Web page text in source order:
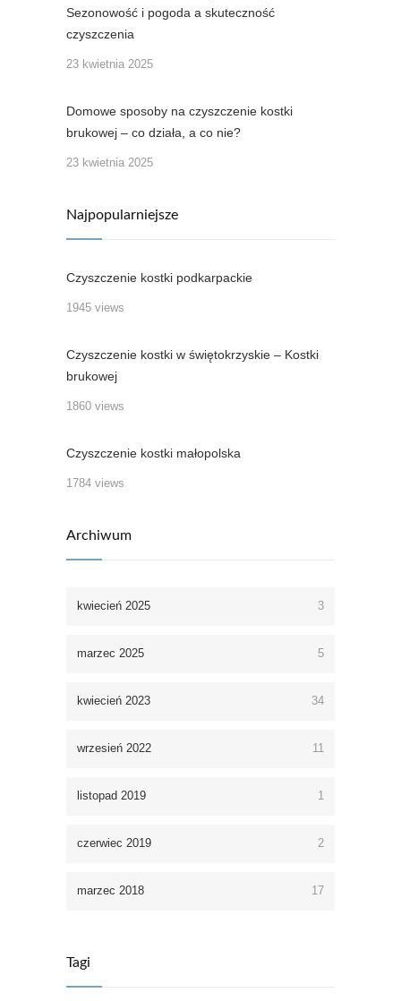
Sezonowość i pogoda a skuteczność
czyszczenia
23 kwietnia 2025
Domowe sposoby na czyszczenie kostki
brukowej – co działa, a co nie?
23 kwietnia 2025
Najpopularniejsze
Czyszczenie kostki podkarpackie
1945 views
Czyszczenie kostki w świętokrzyskie – Kostki
brukowej
1860 views
Czyszczenie kostki małopolska
1784 views
Archiwum
kwiecień 2025 3
marzec 2025 5
kwiecień 2023 34
wrzesień 2022 11
listopad 2019 1
czerwiec 2019 2
marzec 2018 17
Tagi